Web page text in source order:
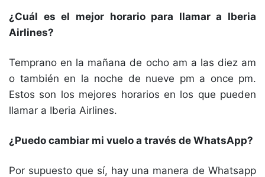
¿Cuál es el mejor horario para llamar a Iberia
Airlines?
Temprano en la mañana de ocho am a las diez am
o también en la noche de nueve pm a once pm.
Estos son los mejores horarios en los que pueden
llamar a Iberia Airlines.
¿Puedo cambiar mi vuelo a través de WhatsApp?
Por supuesto que sí, hay una manera de Whatsapp